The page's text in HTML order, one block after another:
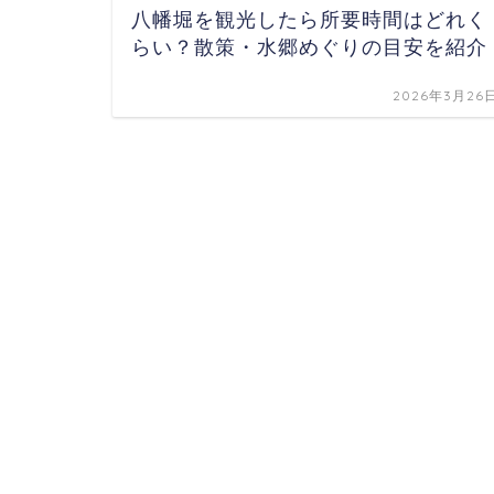
八幡堀を観光したら所要時間はどれく
らい？散策・水郷めぐりの目安を紹介
2026年3月26